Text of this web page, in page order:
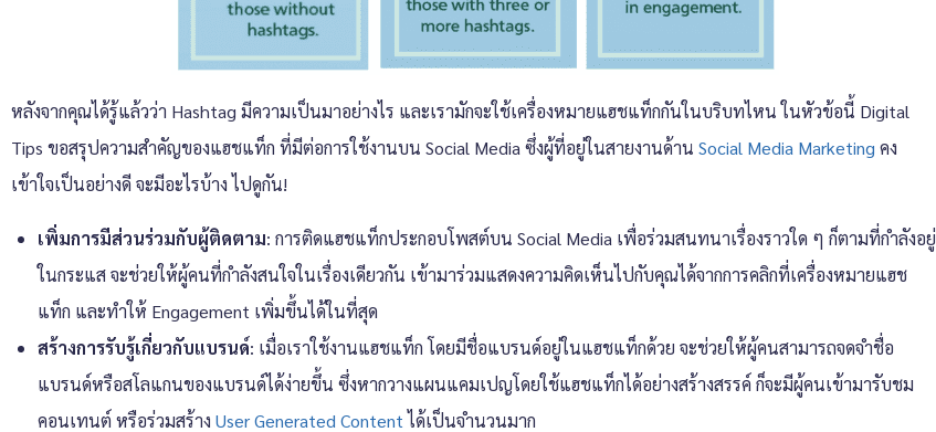
หลังจากคุณได้รู้แล้วว่า Hashtag มีความเป็นมาอย่างไร และเรามักจะใช้เครื่องหมายแฮชแท็กกันในบริบทไหน ในหัวข้อนี้ Digital
Tips ขอสรุปความสำคัญของแฮชแท็ก ที่มีต่อการใช้งานบน Social Media ซึ่งผู้ที่อยู่ในสายงานด้าน Social Media Marketing คง
เข้าใจเป็นอย่างดี จะมีอะไรบ้าง ไปดูกัน!
เพิ่มการมีส่วนร่วมกับผู้ติดตาม: การติดแฮชแท็กประกอบโพสต์บน Social Media เพื่อร่วมสนทนาเรื่องราวใด ๆ ก็ตามที่กำลังอยู่
ในกระแส จะช่วยให้ผู้คนที่กำลังสนใจในเรื่องเดียวกัน เข้ามาร่วมแสดงความคิดเห็นไปกับคุณได้จากการคลิกที่เครื่องหมายแฮช
แท็ก และทำให้ Engagement เพิ่มขึ้นได้ในที่สุด
สร้างการรับรู้เกี่ยวกับแบรนด์: เมื่อเราใช้งานแฮชแท็ก โดยมีชื่อแบรนด์อยู่ในแฮชแท็กด้วย จะช่วยให้ผู้คนสามารถจดจำชื่อ
แบรนด์หรือสโลแกนของแบรนด์ได้ง่ายขึ้น ซึ่งหากวางแผนแคมเปญโดยใช้แฮชแท็กได้อย่างสร้างสรรค์ ก็จะมีผู้คนเข้ามารับชม
คอนเทนต์ หรือร่วมสร้าง User Generated Contentได้เป็นจำนวนมาก